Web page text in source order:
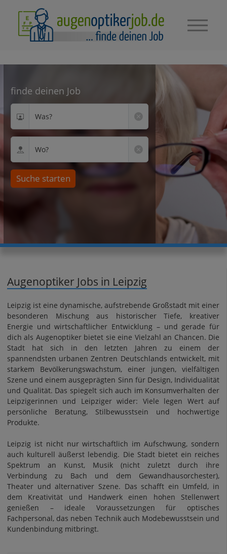
finde deinen Job
Was?
Wo?
Suche starten
Augenoptiker Jobs in Leipzig
Leipzig ist eine dynamische, aufstrebende Großstadt mit einer
besonderen Mischung aus historischer Tiefe, kreativer
Energie und wirtschaftlicher Entwicklung – und gerade für
dich als Augenoptiker bietet sie eine Vielzahl an Chancen. Die
Stadt hat sich in den letzten Jahren zu einem der
spannendsten urbanen Zentren Deutschlands entwickelt, mit
starkem Bevölkerungswachstum, einer jungen, vielfältigen
Szene und einem ausgeprägten Sinn für Design, Individualität
und Qualität. Das spiegelt sich auch im Konsumverhalten der
Leipzigerinnen und Leipziger wider: Viele legen Wert auf
persönliche Beratung, Stilbewusstsein und hochwertige
Produkte.
Leipzig ist nicht nur wirtschaftlich im Aufschwung, sondern
auch kulturell äußerst lebendig. Die Stadt bietet ein reiches
Spektrum an Kunst, Musik (nicht zuletzt durch ihre
Verbindung zu Bach und dem Gewandhausorchester),
Theater und alternativer Szene. Das schafft ein Umfeld, in
dem Kreativität und Handwerk einen hohen Stellenwert
genießen – ideale Voraussetzungen für optisches
Fachpersonal, das neben Technik auch Modebewusstsein und
Kundenbindung mitbringt.